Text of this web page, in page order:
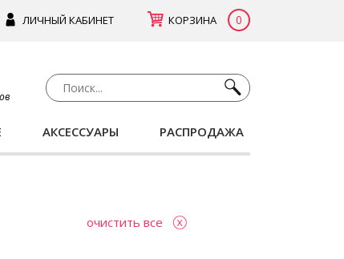
ЛИЧНЫЙ КАБИНЕТ КОРЗИНА 0
АКСЕССУАРЫ РАСПРОДАЖА
очистить все